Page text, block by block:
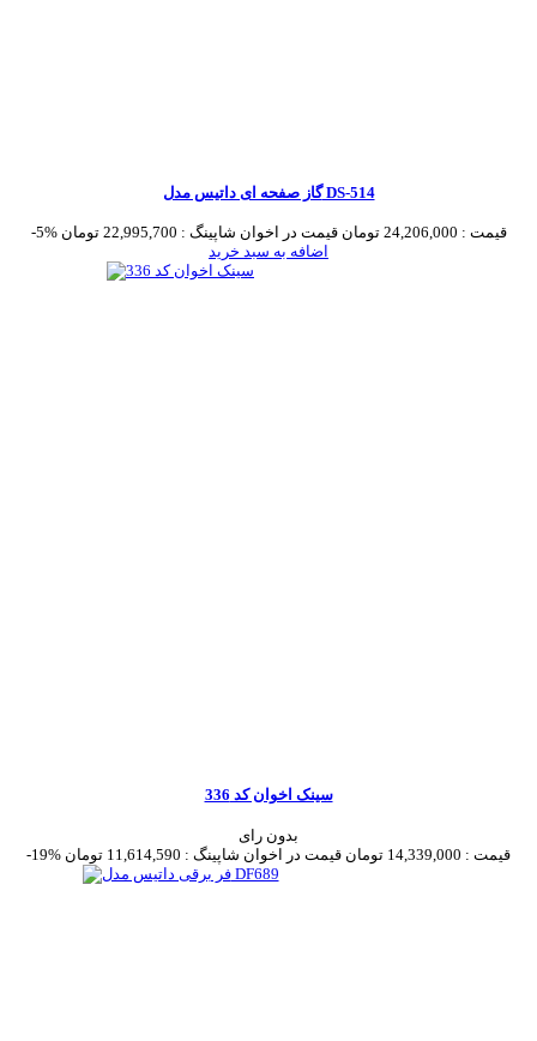
گاز صفحه ای داتیس مدل DS-514
-5% قیمت : 24,206,000 تومان قیمت در اخوان شاپینگ : 22,995,700 تومان
اضافه به سبد خرید
سینک اخوان کد 336
بدون رای
-19%
قیمت : 14,339,000 تومان قیمت در اخوان شاپینگ : 11,614,590 تومان